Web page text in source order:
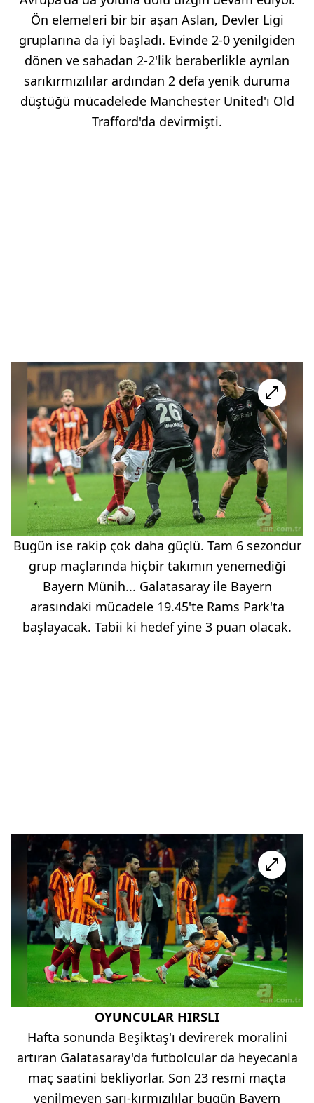
Ön elemeleri bir bir aşan Aslan, Devler Ligi
gruplarına da iyi başladı. Evinde 2-0 yenilgiden
dönen ve sahadan 2-2'lik beraberlikle ayrılan
sarıkırmızılılar ardından 2 defa yenik duruma
düştüğü mücadelede Manchester United'ı Old
Trafford'da devirmişti.
Bugün ise rakip çok daha güçlü. Tam 6 sezondur
grup maçlarında hiçbir takımın yenemediği
Bayern Münih... Galatasaray ile Bayern
arasındaki mücadele 19.45'te Rams Park'ta
başlayacak. Tabii ki hedef yine 3 puan olacak.
OYUNCULAR HIRSLI
Hafta sonunda Beşiktaş'ı devirerek moralini
artıran Galatasaray'da futbolcular da heyecanla
maç saatini bekliyorlar. Son 23 resmi maçta
yenilmeyen sarı-kırmızılılar bugün Bayern